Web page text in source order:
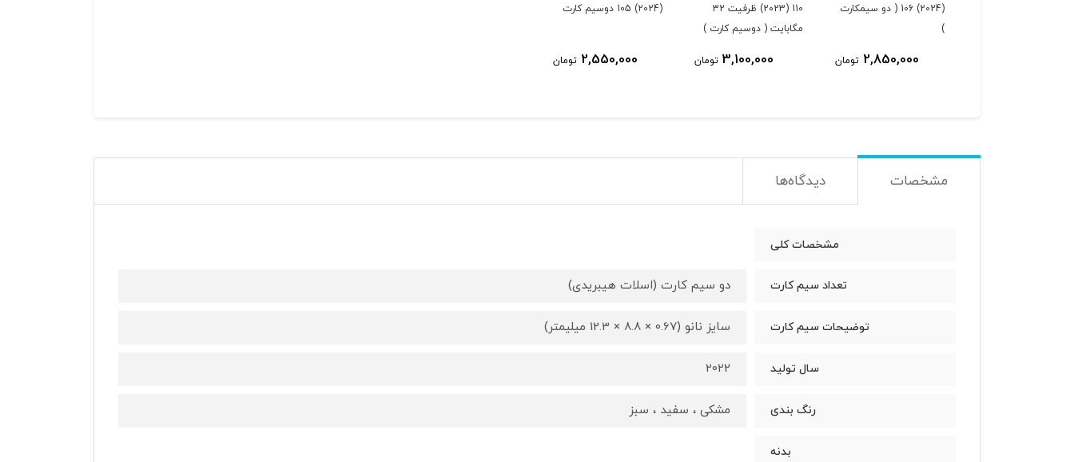
(2024) 106 ( دو سیمکارت
)
2,850,000 تومان
110 (2023) ظرفیت 32
مگابایت ( دوسیم کارت )
3,100,000 تومان
(2024) 105 دوسیم کارت
2,550,000 تومان
مشخصات دیدگاه‌ها
مشخصات کلی
تعداد سیم کارت دو سیم کارت (اسلات هیبریدی)
توضیحات سیم کارت سایز نانو (0.67 × 8.8 × 12.3 میلیمتر)
سال تولید 2022
رنگ بندی مشکی ، سفید ، سبز
بدنه